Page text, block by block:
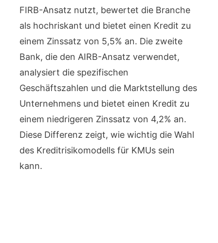
FIRB-Ansatz nutzt, bewertet die Branche
als hochriskant und bietet einen Kredit zu
einem Zinssatz von 5,5% an. Die zweite
Bank, die den AIRB-Ansatz verwendet,
analysiert die spezifischen
Geschäftszahlen und die Marktstellung des
Unternehmens und bietet einen Kredit zu
einem niedrigeren Zinssatz von 4,2% an.
Diese Differenz zeigt, wie wichtig die Wahl
des Kreditrisikomodells für KMUs sein
kann.